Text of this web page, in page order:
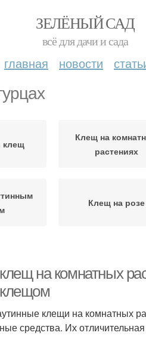
ЗЕЛЁНЫЙ САД
всё для дачи и сада
главная новости
клещ
Клещ на
растениях
Клещ на розе
Водород от
клеща
на комнатных
клещи на комнатных
средства. Их